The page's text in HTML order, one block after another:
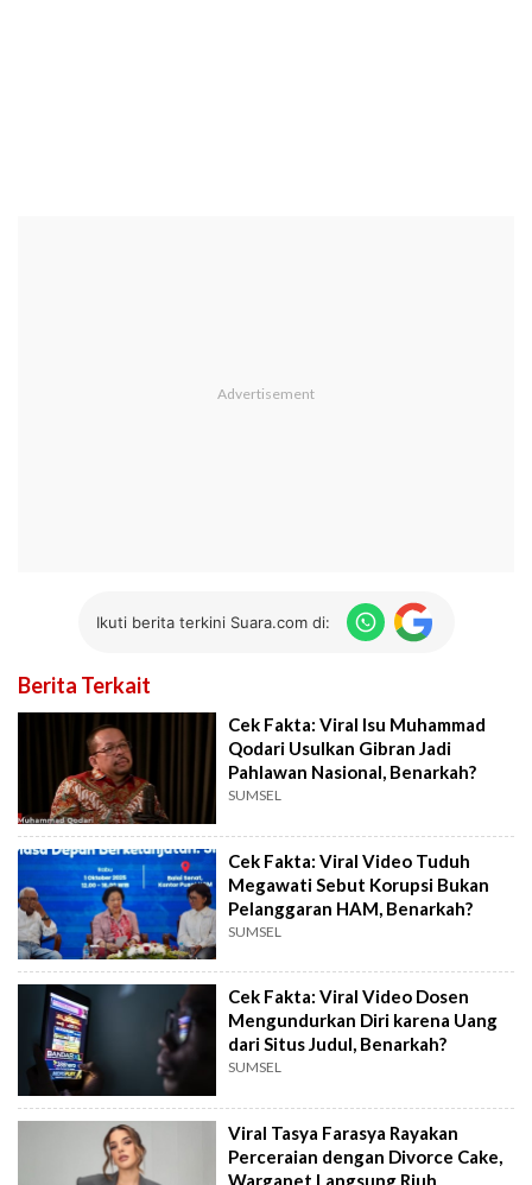
Ikuti berita terkini Suara.com di:
Berita Terkait
Cek Fakta: Viral Isu Muhammad
Qodari Usulkan Gibran Jadi
Pahlawan Nasional, Benarkah?
SUMSEL
Cek Fakta: Viral Video Tuduh
Megawati Sebut Korupsi Bukan
Pelanggaran HAM, Benarkah?
SUMSEL
Cek Fakta: Viral Video Dosen
Mengundurkan Diri karena Uang
dari Situs Judul, Benarkah?
SUMSEL
Viral Tasya Farasya Rayakan
Perceraian dengan Divorce Cake,
Warganet Langsung Riuh